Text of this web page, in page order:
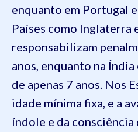
enquanto em Portugal
Países como Inglaterra
responsabilizam
anos, enquanto na
de apenas 7 anos. Nos
idade mínima fixa, e a
índole e da